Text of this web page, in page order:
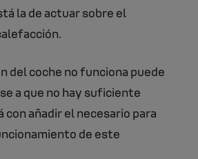
la de actuar sobre el
del coche no funciona puede
a que no hay suficiente
con añadir el necesario para
de este